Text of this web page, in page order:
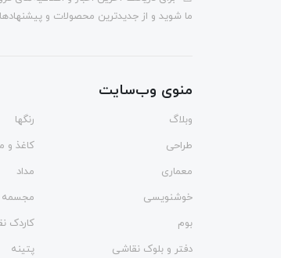
ما شوید و از جدیدترین محصولات و
منوی وب‌سایت
وبلاگ
رنگها
طراحی
کاغذ و
معماری
مداد
خوشنویسی
مجسمه
بوم
کاردک
دفتر و بلوک نقاشی
پتینه